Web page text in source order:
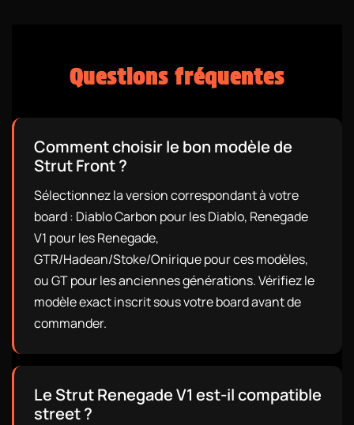
Questions fréquentes
Comment choisir le bon modèle de
Strut Front ?
Sélectionnez la version correspondant à votre
board : Diablo Carbon pour les Diablo, Renegade
V1 pour les Renegade,
GTR/Hadean/Stoke/Onirique pour ces modèles,
ou GT pour les anciennes générations. Vérifiez le
modèle exact inscrit sous votre board avant de
commander.
Le Strut Renegade V1 est-il compatible
street ?